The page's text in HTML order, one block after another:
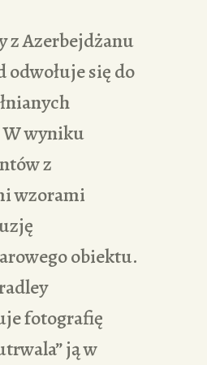
z Azerbejdżanu
odwołuje się do
wyniku
z
wzorami
obiektu.
fotografię
ją w